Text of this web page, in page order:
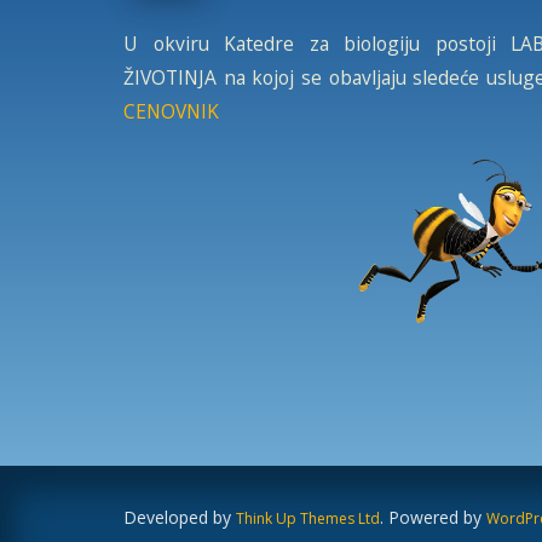
U okviru Katedre za biologiju postoji
ŽIVOTINJA na kojoj se obavljaju sledeće
CENOVNIK
Developed by Think Up Themes Ltd. Powered by